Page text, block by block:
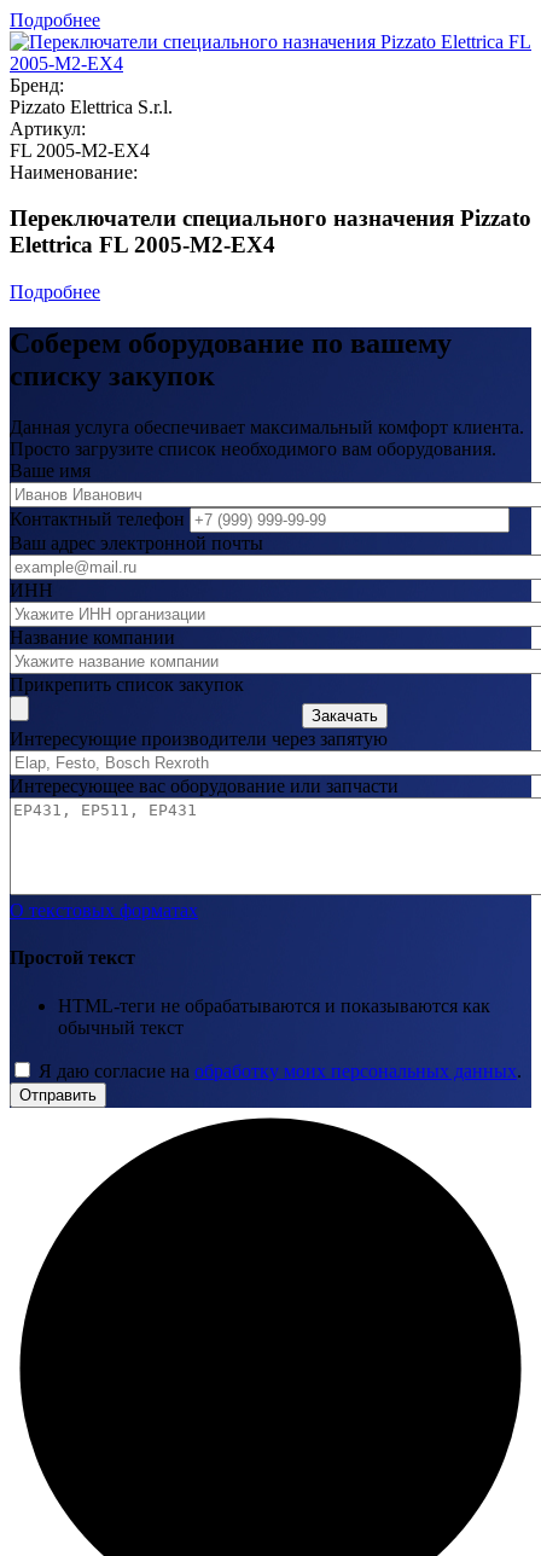
Подробнее
Бренд:
Pizzato Elettrica S.r.l.
Артикул:
FL 2005-M2-EX4
Наименование:
Переключатели специального назначения Pizzato
Elettrica FL 2005-M2-EX4
Подробнее
Соберем оборудование по вашему
списку закупок
Данная услуга обеспечивает максимальный комфорт клиента.
Просто загрузите список необходимого вам оборудования.
Ваше имя
Контактный телефон
Ваш адрес электронной почты
ИНН
Название компании
Прикрепить список закупок
Закачать
Интересующие производители через запятую
Интересующее вас оборудование или запчасти
О текстовых форматах
Простой текст
HTML-теги не обрабатываются и показываются как
обычный текст
Я даю согласие на обработку моих персональных данных.
Отправить